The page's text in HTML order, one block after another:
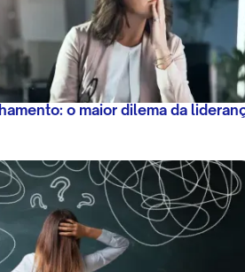
o maior dilema da